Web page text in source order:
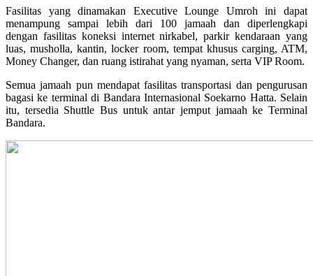
Fasilitas yang dinamakan Executive Lounge Umroh ini dapat
menampung sampai lebih dari 100 jamaah dan diperlengkapi
dengan fasilitas koneksi internet nirkabel, parkir kendaraan yang
luas, musholla, kantin, locker room, tempat khusus carging, ATM,
Money Changer, dan ruang istirahat yang nyaman, serta VIP Room.
Semua jamaah pun mendapat fasilitas transportasi dan pengurusan
bagasi ke terminal di Bandara Internasional Soekarno Hatta. Selain
itu, tersedia Shuttle Bus untuk antar jemput jamaah ke Terminal
Bandara.